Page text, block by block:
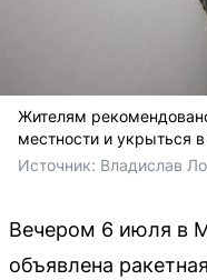
Жителям
местности и укрыться
Источник: Владислав
Вечером 6 июля в
объявлена